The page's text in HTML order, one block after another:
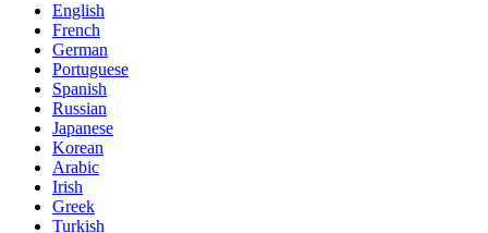
English
French
German
Portuguese
Spanish
Russian
Japanese
Korean
Arabic
Irish
Greek
Turkish